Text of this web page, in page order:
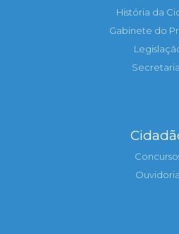
História da
Gabinete do
Ouvidoria